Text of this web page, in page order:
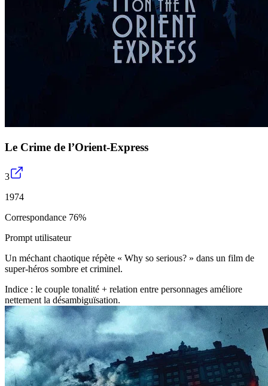
Le Crime de l’Orient-Express
3
1974
Correspondance 76%
Prompt utilisateur
Un méchant chaotique répète « Why so serious? » dans un film de
super-héros sombre et criminel.
Indice : le couple tonalité + relation entre personnages améliore
nettement la désambiguïsation.